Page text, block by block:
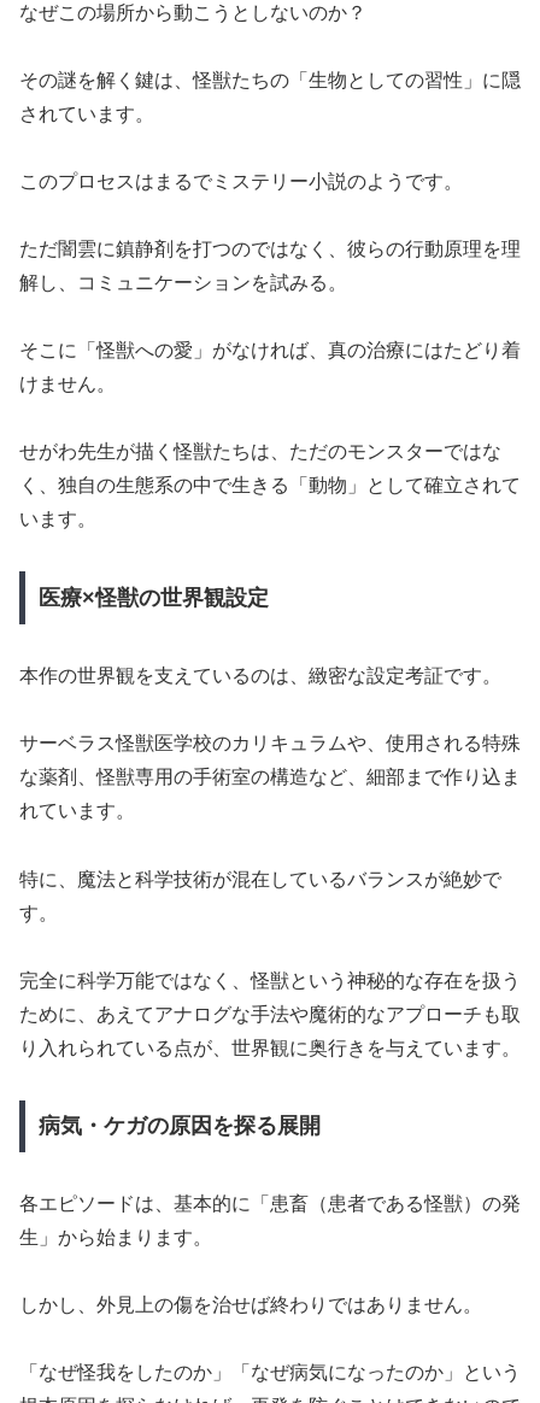
なぜこの場所から動こうとしないのか？
その謎を解く鍵は、怪獣たちの「生物としての習性」に隠
されています。
このプロセスはまるでミステリー小説のようです。
ただ闇雲に鎮静剤を打つのではなく、彼らの行動原理を理
解し、コミュニケーションを試みる。
そこに「怪獣への愛」がなければ、真の治療にはたどり着
けません。
せがわ先生が描く怪獣たちは、ただのモンスターではな
く、独自の生態系の中で生きる「動物」として確立されて
います。
医療×怪獣の世界観設定
本作の世界観を支えているのは、緻密な設定考証です。
サーベラス怪獣医学校のカリキュラムや、使用される特殊
な薬剤、怪獣専用の手術室の構造など、細部まで作り込ま
れています。
特に、魔法と科学技術が混在しているバランスが絶妙で
す。
完全に科学万能ではなく、怪獣という神秘的な存在を扱う
ために、あえてアナログな手法や魔術的なアプローチも取
り入れられている点が、世界観に奥行きを与えています。
病気・ケガの原因を探る展開
各エピソードは、基本的に「患畜（患者である怪獣）の発
生」から始まります。
しかし、外見上の傷を治せば終わりではありません。
「なぜ怪我をしたのか」「なぜ病気になったのか」という